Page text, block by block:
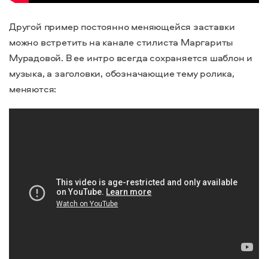
Другой пример постоянно меняющейся заставки
можно встретить на канале стилиста Маргариты
Мурадовой. В ее интро всегда сохраняется шаблон и
музыка, а заголовки, обозначающие тему ролика,
меняются: